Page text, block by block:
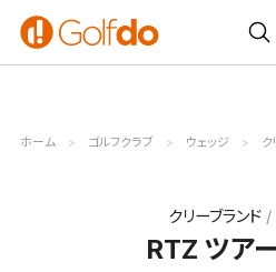
ゴルフ
クラブ
ゴルフ用品
ホーム ゴルフクラブ ウェッジ ク
クリーブランド
RTZ ツア